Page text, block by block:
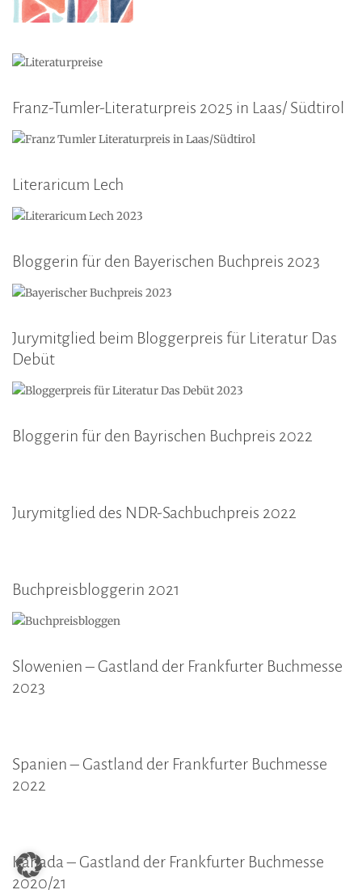
Franz-Tumler-Literaturpreis 2025 in Laas/ Südtirol
Literaricum Lech
Bloggerin für den Bayerischen Buchpreis 2023
Jurymitglied beim Bloggerpreis für Literatur Das
Debüt
Bloggerin für den Bayrischen Buchpreis 2022
Jurymitglied des NDR-Sachbuchpreis 2022
Buchpreisbloggerin 2021
Slowenien – Gastland der Frankfurter Buchmesse
2023
Spanien – Gastland der Frankfurter Buchmesse
2022
Kanada – Gastland der Frankfurter Buchmesse
2020/21